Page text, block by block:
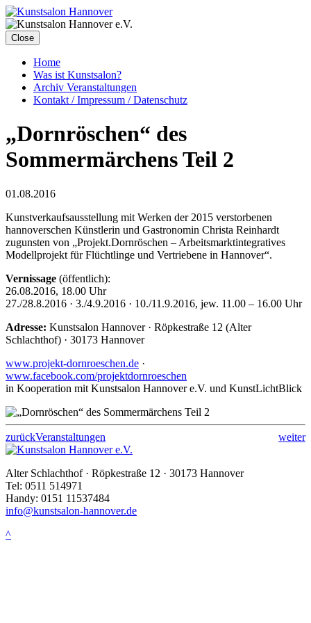
Close
Home
Was ist Kunstsalon?
Archiv Veranstaltungen
Kontakt / Impressum / Datenschutz
„Dornröschen“ des
Sommermärchens Teil 2
01.08.2016
Kunstverkaufsausstellung mit Werken der 2015 verstorbenen
hannoverschen Künstlerin und Gastronomin Christa Reinhardt
zugunsten von „Projekt.Dornröschen – Arbeitsmarktintegratives
Modellprojekt für Flüchtlinge und Vertriebene in Hannover“.
Vernissage (öffentlich):
26.08.2016, 18.00 Uhr
27./28.8.2016 · 3./4.9.2016 · 10./11.9.2016, jew. 11.00 – 16.00 Uhr
Adresse: Kunstsalon Hannover · Röpkestraße 12 (Alter
Schlachthof) · 30173 Hannover
www.projekt-dornroeschen.de ·
www.facebook.com/projektdornroeschen
in Kooperation mit Kunstsalon Hannover e.V. und KunstLichtBlick
zurückVeranstaltungen weiter
Alter Schlachthof · Röpkestraße 12 · 30173 Hannover
Tel: 0511 514971
Handy: 0151 11537484
info@kunstsalon-hannover.de
^